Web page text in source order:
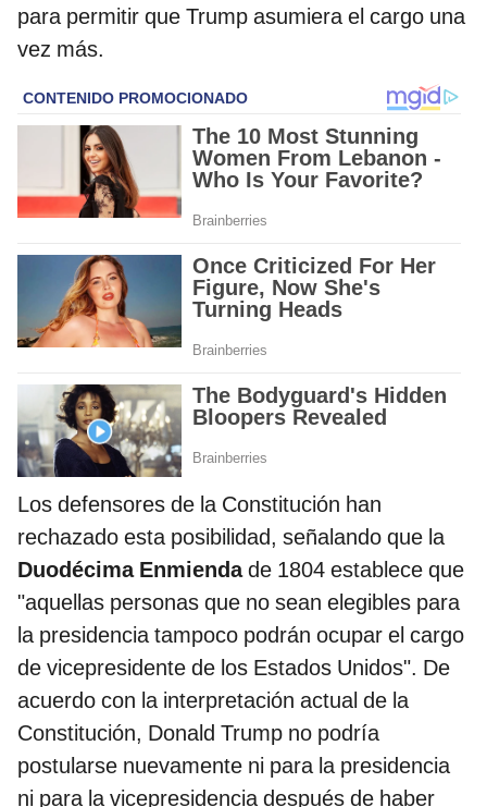
para permitir que Trump asumiera el cargo una
vez más.
Los defensores de la Constitución han
rechazado esta posibilidad, señalando que la
Duodécima Enmiendade 1804 establece que
"aquellas personas que no sean elegibles para
la presidencia tampoco podrán ocupar el cargo
de vicepresidente de los Estados Unidos". De
acuerdo con la interpretación actual de la
Constitución, Donald Trump no podría
postularse nuevamente ni para la presidencia
ni para la vicepresidencia después de haber